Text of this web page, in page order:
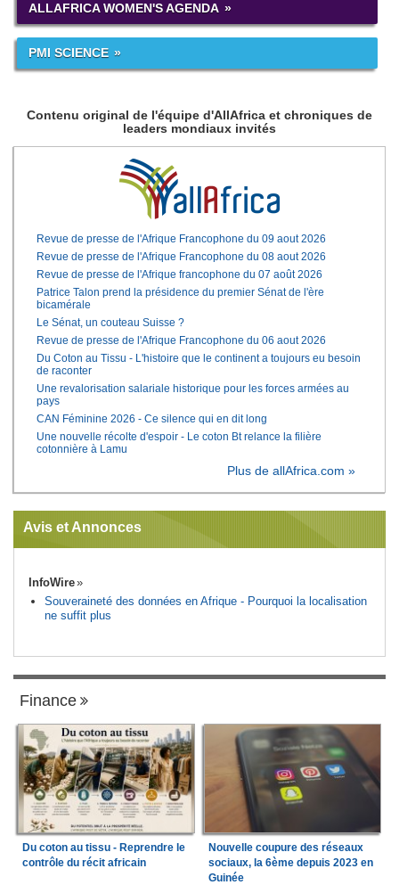
ALLAFRICA WOMEN'S AGENDA
PMI SCIENCE
Contenu original de l'équipe d'AllAfrica et chroniques de
leaders mondiaux invités
Revue de presse de l'Afrique Francophone du 09 aout 2026
Revue de presse de l'Afrique Francophone du 08 aout 2026
Revue de presse de l'Afrique francophone du 07 août 2026
Patrice Talon prend la présidence du premier Sénat de l'ère
bicamérale
Le Sénat, un couteau Suisse ?
Revue de presse de l'Afrique Francophone du 06 aout 2026
Du Coton au Tissu - L'histoire que le continent a toujours eu besoin
de raconter
Une revalorisation salariale historique pour les forces armées au
pays
CAN Féminine 2026 - Ce silence qui en dit long
Une nouvelle récolte d'espoir - Le coton Bt relance la filière
cotonnière à Lamu
Plus de allAfrica.com »
Avis et Annonces
InfoWire
Souveraineté des données en Afrique - Pourquoi la localisation
ne suffit plus
Finance
Du coton au tissu - Reprendre le
contrôle du récit africain
Nouvelle coupure des réseaux
sociaux, la 6ème depuis 2023 en
Guinée